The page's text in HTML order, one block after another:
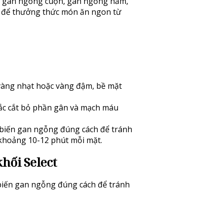
để thưởng thức món ăn ngon từ
nhạt hoặc vàng đậm, bề mặt
cắt bỏ phần gân và mạch máu
gan ngỗng đúng cách để tránh
10-12 phút mỗi mặt.
Select
gan ngỗng đúng cách để tránh